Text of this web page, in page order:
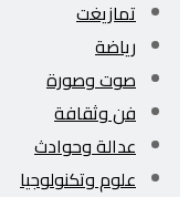
تمازيغت
رياضة
صوت وصورة
فن وثقافة
عدالة وحوادث
علوم وتكنولوجيا